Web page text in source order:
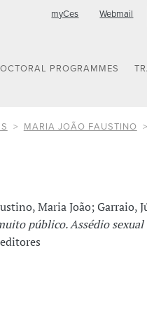
myCes Webmail
PROGRAMMES
MARIA JOÃO FAUSTINO
Maria João; Garraio,
público. Assédio